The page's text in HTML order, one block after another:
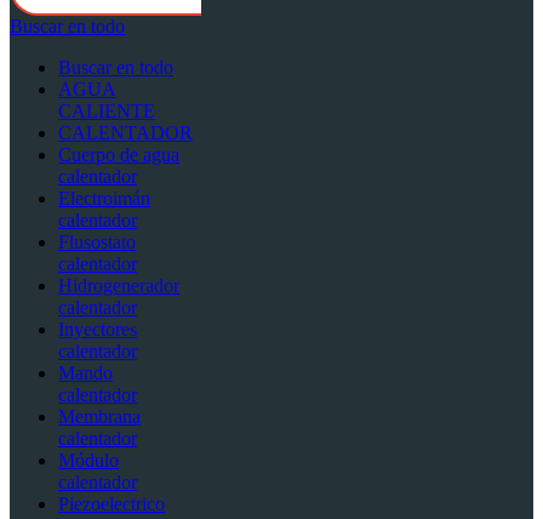
Buscar en todo
Buscar en todo
AGUA
CALIENTE
CALENTADOR
Cuerpo de agua
calentador
Electroimán
calentador
Flusostato
calentador
Hidrogenerador
calentador
Inyectores
calentador
Mando
calentador
Membrana
calentador
Módulo
calentador
Piezoelectrico